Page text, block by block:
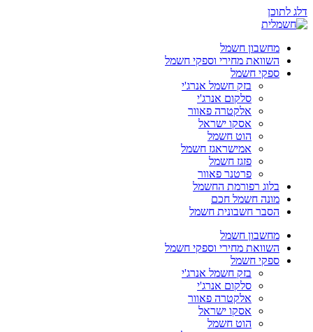
דלג לתוכן
מחשבון חשמל
השוואת מחירי וספקי חשמל
ספקי חשמל
בזק חשמל אנרג'י
סלקום אנרג'י
אלקטרה פאוור
אסקו ישראל
הוט חשמל
אמישראגז חשמל
פזגז חשמל
פרטנר פאוור
בלוג רפורמת החשמל
מונה חשמל חכם
הסבר חשבונית חשמל
מחשבון חשמל
השוואת מחירי וספקי חשמל
ספקי חשמל
בזק חשמל אנרג'י
סלקום אנרג'י
אלקטרה פאוור
אסקו ישראל
הוט חשמל